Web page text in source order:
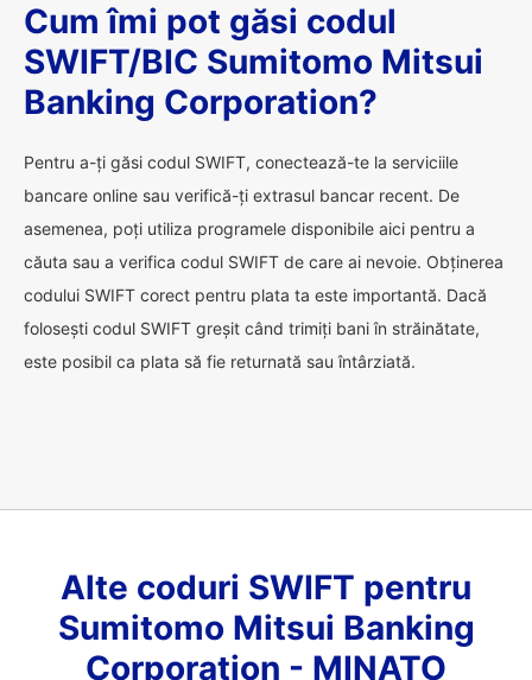
Cum îmi pot găsi codul
SWIFT/BIC Sumitomo Mitsui
Banking Corporation?
Pentru a-ți găsi codul SWIFT, conectează-te la serviciile
bancare online sau verifică-ți extrasul bancar recent. De
asemenea, poți utiliza programele disponibile aici pentru a
căuta sau a verifica codul SWIFT de care ai nevoie. Obținerea
codului SWIFT corect pentru plata ta este importantă. Dacă
folosești codul SWIFT greșit când trimiți bani în străinătate,
este posibil ca plata să fie returnată sau întârziată.
Alte coduri SWIFT pentru
Sumitomo Mitsui Banking
Corporation - MINATO